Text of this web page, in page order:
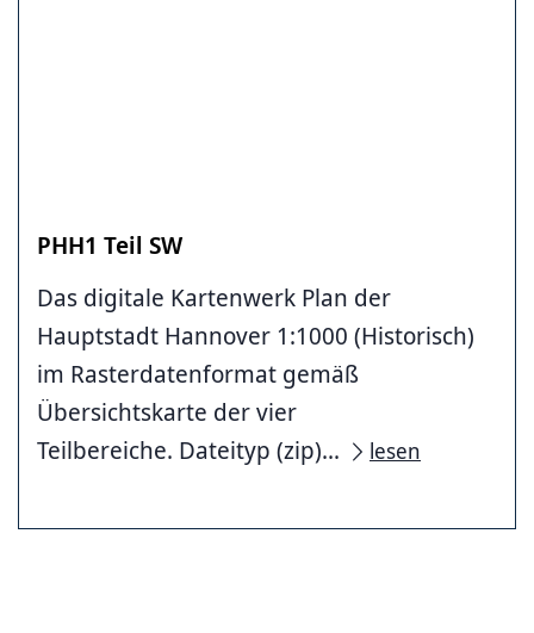
PHH1 Teil SW
Das digitale Kartenwerk Plan der
Hauptstadt Hannover 1:1000 (Historisch)
im Rasterdatenformat gemäß
Übersichtskarte der vier
Teilbereiche. Dateityp (zip)...
lesen